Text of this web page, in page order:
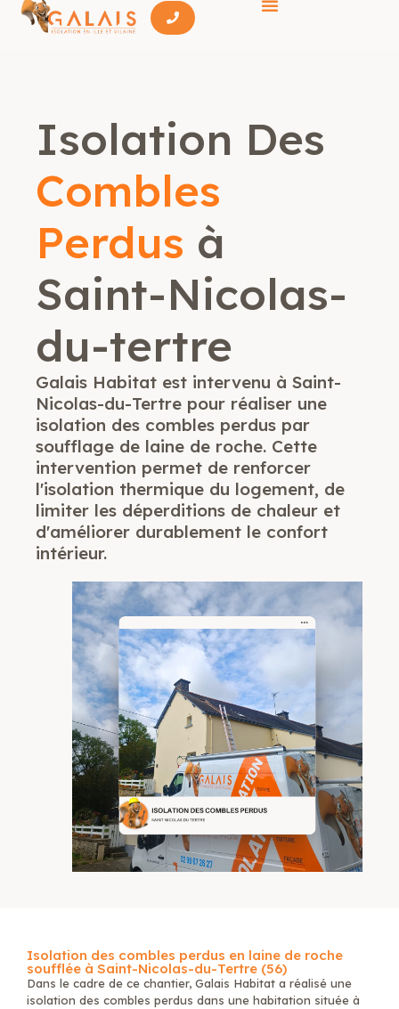
Isolation Des
Combles
Perdus à
Saint-Nicolas-
du-tertre
Galais Habitat est intervenu à Saint-
Nicolas-du-Tertre pour réaliser une
isolation des combles perdus par
soufflage de laine de roche. Cette
intervention permet de renforcer
l'isolation thermique du logement, de
limiter les déperditions de chaleur et
d'améliorer durablement le confort
intérieur.
Isolation des combles perdus en laine de roche
soufflée à Saint-Nicolas-du-Tertre (56)
Dans le cadre de ce chantier, Galais Habitat a réalisé une
isolation des combles perdus dans une habitation située à